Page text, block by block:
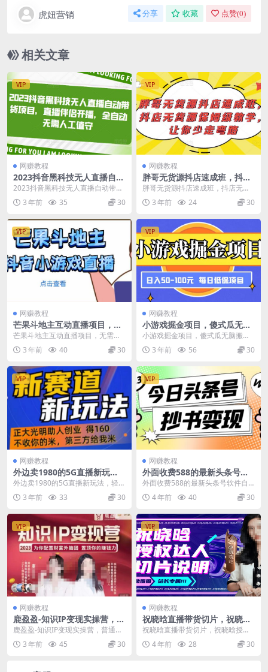
虎妞营销 分享 收藏 点赞(0)
相关文章
VIP
网赚教程
2023抖音黑科技无人直播自动
带货项目，直播伴侣开播，全
自动无需人工值守
2023抖音黑科技无人直播自动带货
项目，直播伴侣开播，全自动无需
人工值守 设备要...
3 年前 35 30
VIP
网赚教程
胖哥无货源抖店速成班，抖店
无货源保姆级教学，让你少走
弯路
胖哥无货源抖店速成班，抖店无货
源保姆级教学，让你少走弯路 课程
介绍： 课程来自胖...
3 年前 24 30
VIP
网赚教程
芒果斗地主互动直播项目，无
需露脸在线直播，能边玩游戏
边赚钱
芒果斗地主互动直播项目，无需露
脸在线直播，能边玩游戏边赚钱 能
边玩游戏边赚钱，相...
3 年前 40 30
VIP
网赚教程
小游戏掘金项目，傻式瓜‬无脑​
搬砖‌​，每日低保50-100元稳定
收入
小游戏掘金项目，傻式瓜‬无脑​搬砖‌​
，每日低保50-100元稳定收入 震撼
互网...3 年前 56 30
VIP
网赚教程
外边卖1980的5G直播新玩
法，轻松日四到五位数【详细
外边卖1980的5G直播新玩法，轻松
日四到五位数【详细玩法教程】 目
前抖音比较热...
3 年前 33 30
VIP
网赚教程
外面收费588的最新头条号软
件自动抄书变现玩法，单号一
天100+（软件+教程+玩法）
外面收费588的最新头条号软件自
动抄书变现玩法，单号一天100+
（软件+教程+玩...
4 年前 40 30
VIP
网赚教程
鹿盈盈-知识IP变现实操营，​普
通人可复制的知识产品落地实
操课，​带你打通知识IP变现底
层逻辑
鹿盈盈-知识IP变现实操营，​普通人
可复制的知识产品落地实操课，​带
你打通知识I...
3 年前 45 30
VIP
网赚教程
祝晓晗直播带货切片，祝晓晗
授权达人切片说明
祝晓晗直播带货切片，祝晓晗授权
达人切片说明 课程目录： 祝晓晗剪
辑培训-带货技巧...
4 年前 28 30